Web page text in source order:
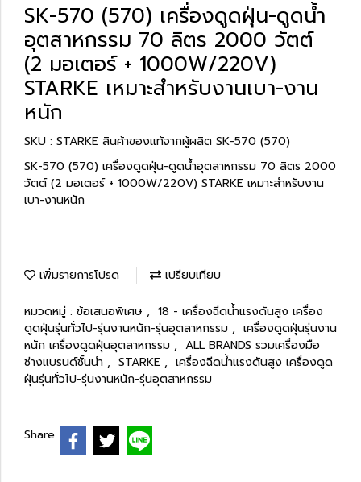
SK-570 (570) เครื่องดูดฝุ่น-ดูดน้ำ
อุตสาหกรรม 70 ลิตร 2000 วัตต์
(2 มอเตอร์ + 1000W/220V)
STARKE เหมาะสำหรับงานเบา-งาน
หนัก
SKU : STARKE สินค้าของแท้จากผู้ผลิต SK-570 (570)
SK-570 (570) เครื่องดูดฝุ่น-ดูดน้ำอุตสาหกรรม 70 ลิตร 2000
วัตต์ (2 มอเตอร์ + 1000W/220V) STARKE เหมาะสำหรับงาน
เบา-งานหนัก
เพิ่มรายการโปรด เปรียบเทียบ
หมวดหมู่ : ข้อเสนอพิเศษ , 18 - เครื่องฉีดน้ำแรงดันสูง เครื่อง
ดูดฝุ่นรุ่นทั่วไป-รุ่นงานหนัก-รุ่นอุตสาหกรรม , เครื่องดูดฝุ่นรุ่นงาน
หนัก เครื่องดูดฝุ่นอุตสาหกรรม , ALL BRANDS รวมเครื่องมือ
ช่างแบรนด์ชั้นนำ , STARKE , เครื่องฉีดน้ำแรงดันสูง เครื่องดูด
ฝุ่นรุ่นทั่วไป-รุ่นงานหนัก-รุ่นอุตสาหกรรม
Share